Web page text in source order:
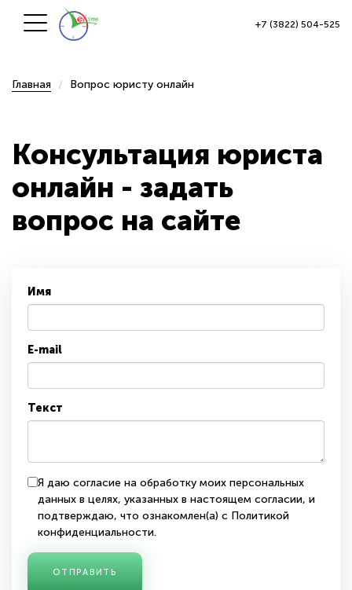
+7 (3822) 504-525
Главная Вопрос юристу онлайн
Консультация юриста
онлайн - задать
вопрос на сайте
Имя
E-mail
Текст
Я даю согласие на обработку моих персональных
данных в целях, указанных в настоящем согласии, и
подтверждаю, что ознакомлен(а) с Политикой
конфиденциальности.
ОТПРАВИТЬ